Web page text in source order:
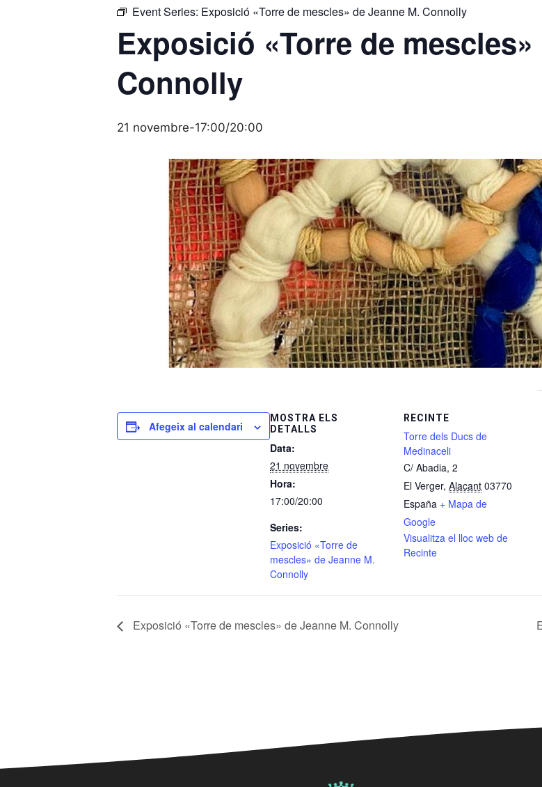
Event Series: Exposició «Torre de mescles» de Jeanne M. Connolly
Exposició «Torre de mescles»
Connolly
21 novembre-17:00/20:00
Afegeix al calendari
MOSTRA ELS
DETALLS
Data:
21 novembre
Hora:
17:00/20:00
Series:
Exposició «Torre de
mescles» de Jeanne M.
Connolly
RECINTE
Torre dels Ducs de
Medinaceli
C/ Abadia, 2
El Verger, Alacant 03770
España + Mapa de
Google
Visualitza el lloc web de
Recinte
Exposició «Torre de mescles» de Jeanne M. Connolly